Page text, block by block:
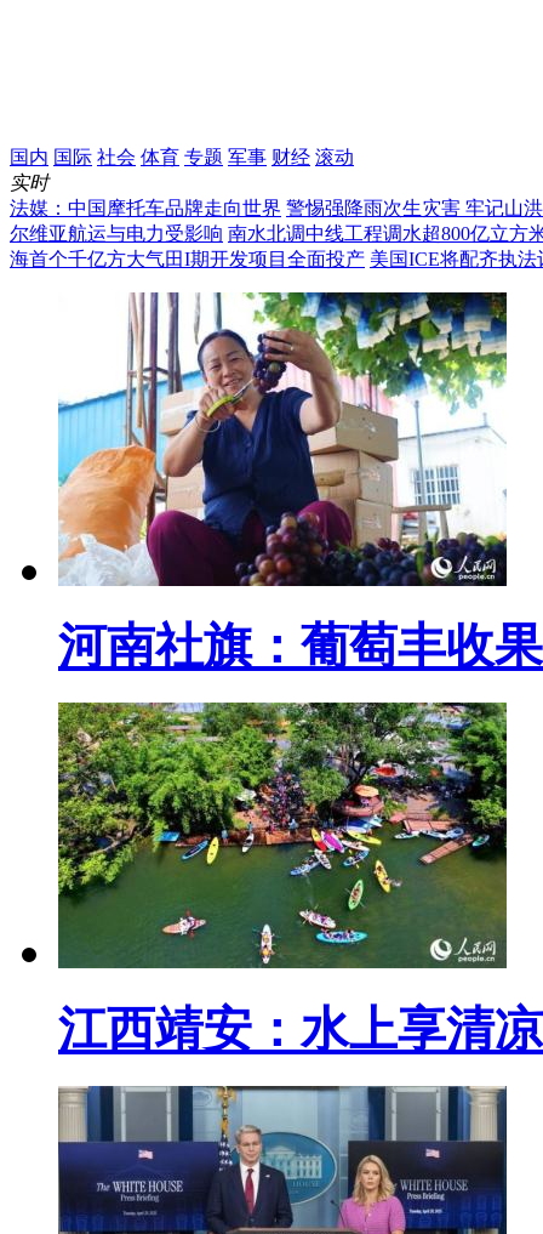
国内 国际 社会 体育 专题 军事 财经 滚动
实时
法媒：中国摩托车品牌走向世界 警惕强降雨次生灾害 牢记山
尔维亚航运与电力受影响 南水北调中线工程调水超800亿立方
海首个千亿方大气田I期开发项目全面投产 美国ICE将配齐执法
河南社旗：葡萄丰收
江西靖安：水上享清